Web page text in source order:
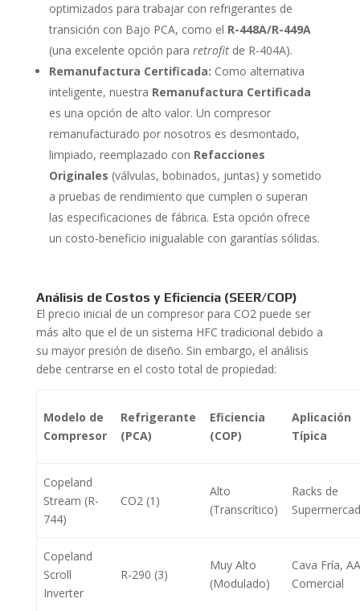
optimizados para trabajar con refrigerantes de
transición con Bajo PCA, como el R-448A/R-449A
(una excelente opción para retrofitde R-404A).
Remanufactura Certificada: Como alternativa
inteligente, nuestra Remanufactura Certificada
es una opción de alto valor. Un compresor
remanufacturado por nosotros es desmontado,
limpiado, reemplazado con Refacciones
Originales (válvulas, bobinados, juntas) y sometido
a pruebas de rendimiento que cumplen o superan
las especificaciones de fábrica. Esta opción ofrece
un costo-beneficio inigualable con garantías sólidas.
Análisis de Costos y Eficiencia (SEER/COP)
El precio inicial de un compresor para CO2 puede ser
más alto que el de un sistema HFC tradicional debido a
su mayor presión de diseño. Sin embargo, el análisis
debe centrarse en el costo total de propiedad:
Modelo de
Compresor
Refrigerante
(PCA)
Eficiencia
(COP)
Aplicación
Típica
Copeland
Stream (R-
744)
CO2 (1)
Alto
(Transcrítico)
Racks de
Copeland
Scroll
Inverter
R-290 (3)
Muy Alto
(Modulado)
Cava Fría, AA
Comercial